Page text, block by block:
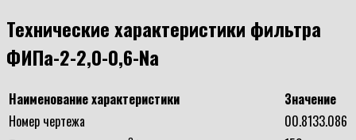
Технические характеристики фильтра
ФИПа-2-2,0-0,6-Na
Наименование характеристики
Значение
Номер чертежа
00.8133.086